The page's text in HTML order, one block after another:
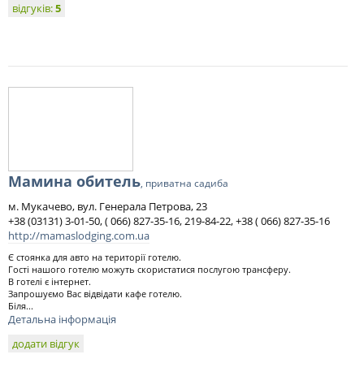
відгуків:5
Мамина обитель, приватна садиба
м. Мукачево, вул. Генерала Петрова, 23
+38 (03131) 3-01-50, ( 066) 827-35-16, 219-84-22, +38 ( 066) 827-35-16
http://mamaslodging.com.ua
Є стоянка для авто на території готелю.
Гості нашого готелю можуть скористатися послугою трансферу.
В готелі є інтернет.
Запрошуємо Вас відвідати кафе готелю.
Біля...
Детальна інформація
додати відгук